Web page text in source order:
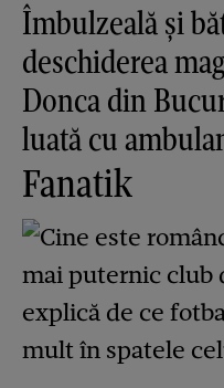
Îmbulzeală și
deschiderea
Donca din
luată cu
Fanatik